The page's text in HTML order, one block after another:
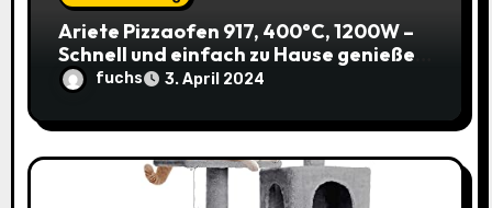
Ariete Pizzaofen 917, 400°C, 1200W –
Schnell und einfach zu Hause genießen!
(Prime)
fuchs 3. April 2024